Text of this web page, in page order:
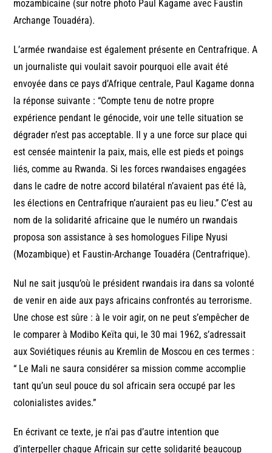
mozambicaine (sur notre photo Paul Kagame avec Faustin
Archange Touadéra).
L’armée rwandaise est également présente en Centrafrique. A
un journaliste qui voulait savoir pourquoi elle avait été
envoyée dans ce pays d’Afrique centrale, Paul Kagame donna
la réponse suivante : “Compte tenu de notre propre
expérience pendant le génocide, voir une telle situation se
dégrader n’est pas acceptable. Il y a une force sur place qui
est censée maintenir la paix, mais, elle est pieds et poings
liés, comme au Rwanda. Si les forces rwandaises engagées
dans le cadre de notre accord bilatéral n’avaient pas été là,
les élections en Centrafrique n’auraient pas eu lieu.” C’est au
nom de la solidarité africaine que le numéro un rwandais
proposa son assistance à ses homologues Filipe Nyusi
(Mozambique) et Faustin-Archange Touadéra (Centrafrique).
Nul ne sait jusqu’où le président rwandais ira dans sa volonté
de venir en aide aux pays africains confrontés au terrorisme.
Une chose est sûre : à le voir agir, on ne peut s’empêcher de
le comparer à Modibo Keïta qui, le 30 mai 1962, s’adressait
aux Soviétiques réunis au Kremlin de Moscou en ces termes :
“ Le Mali ne saura considérer sa mission comme accomplie
tant qu’un seul pouce du sol africain sera occupé par les
colonialistes avides.”
En écrivant ce texte, je n’ai pas d’autre intention que
d’interpeller chaque Africain sur cette solidarité beaucoup